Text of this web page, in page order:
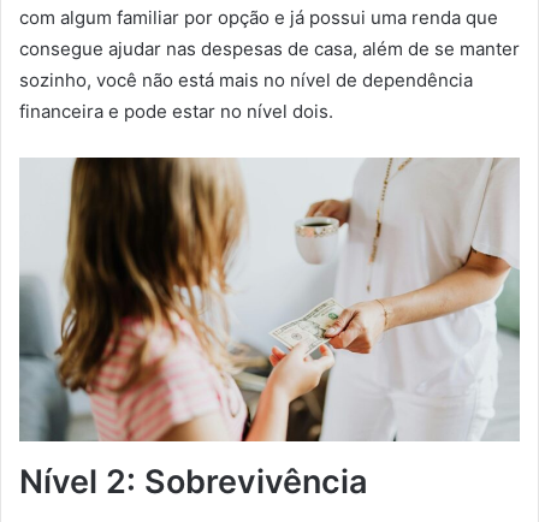
com algum familiar por opção e já possui uma renda que
consegue ajudar nas despesas de casa, além de se manter
sozinho, você não está mais no nível de dependência
financeira e pode estar no nível dois.
Nível 2: Sobrevivência